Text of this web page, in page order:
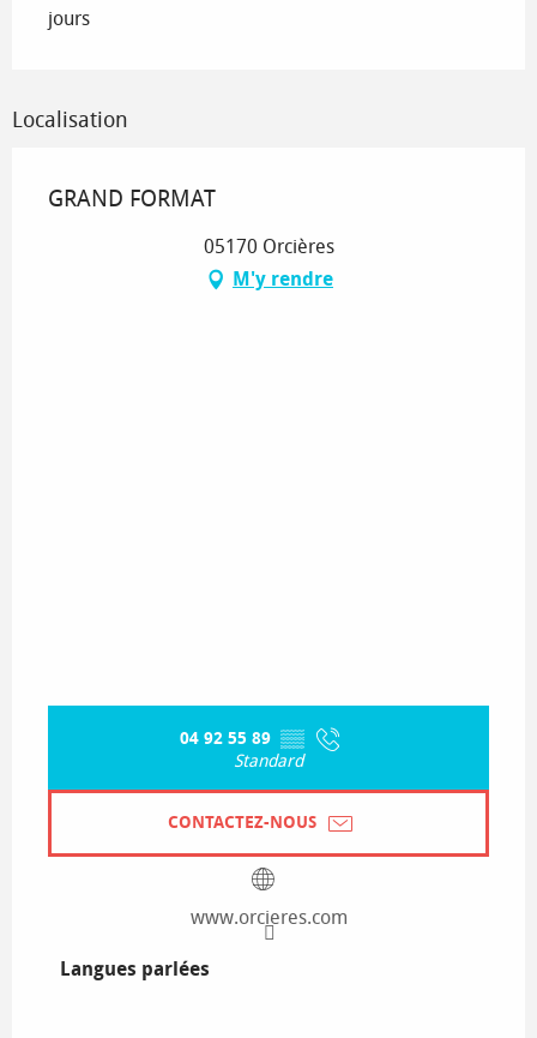
jours
Localisation
GRAND FORMAT
05170 Orcières
M'y rendre
04 92 55 89 ▒▒
Standard
CONTACTEZ-NOUS
www.orcieres.com
Langues parlées
Langues parlées